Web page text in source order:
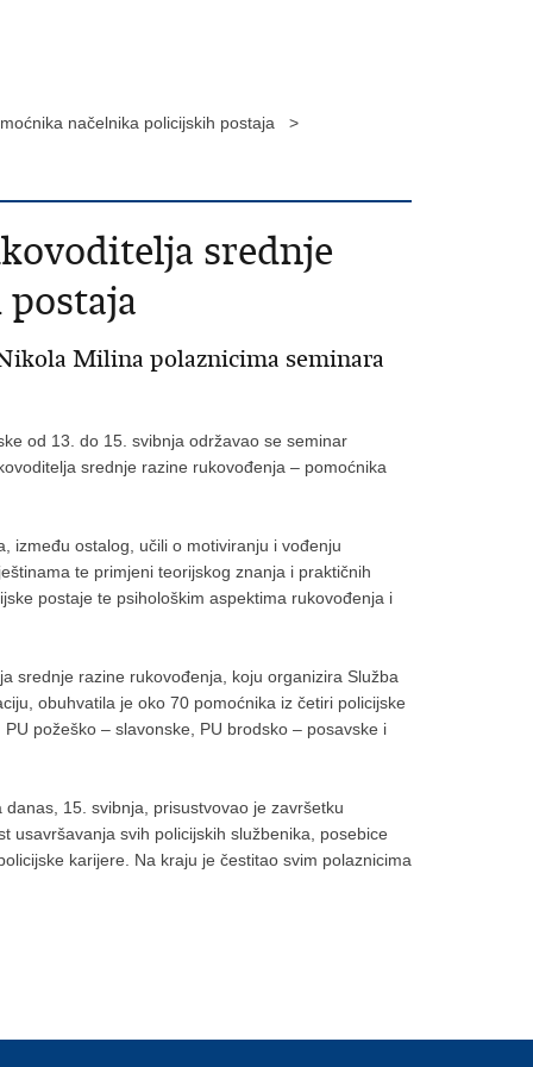
načelnika policijskih postaja >
srednje
Milina polaznicima seminara
od 13. do 15. svibnja održavao se seminar
srednje razine rukovođenja – pomoćnika
između ostalog, učili o motiviranju i vođenju
te primjeni teorijskog znanja i praktičnih
postaje te psihološkim aspektima rukovođenja i
srednje razine rukovođenja, koju organizira Služba
obuhvatila je oko 70 pomoćnika iz četiri policijske
požeško – slavonske, PU brodsko – posavske i
15. svibnja, prisustvovao je završetku
usavršavanja svih policijskih službenika, posebice
karijere. Na kraju je čestitao svim polaznicima